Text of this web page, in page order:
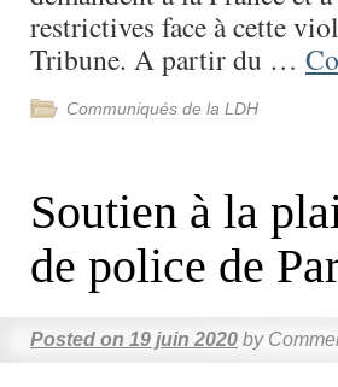
restrictives face à cette
Tribune. A partir du …
Communiqués de la LDH
Soutien à la
de police de
Posted on 19 juin 2020 by